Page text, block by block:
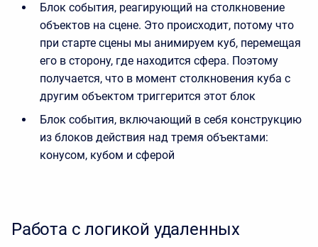
Блок события, реагирующий на столкновение
объектов на сцене. Это происходит, потому что
при старте сцены мы анимируем куб, перемещая
его в сторону, где находится сфера. Поэтому
получается, что в момент столкновения куба с
другим объектом триггерится этот блок
Блок события, включающий в себя конструкцию
из блоков действия над тремя объектами:
конусом, кубом и сферой
Работа с логикой удаленных